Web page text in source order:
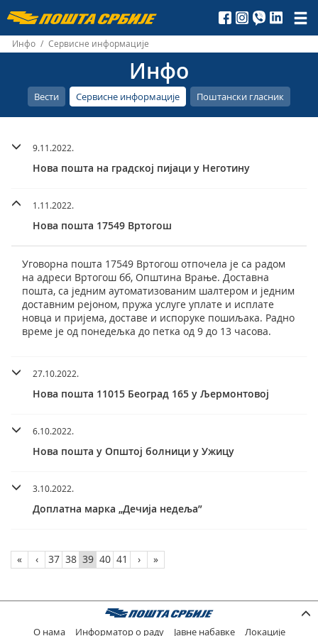
Пошта
Србије
д.о.о.
Инфо / Сервисне информације
Инфо
Вести Сервисне информације Поштански гласник
9.11.2022.
Нова пошта на градској пијаци у Неготину
1.11.2022.
Нова пошта 17549 Вртогош
Уговорна пошта 17549 Вртогош отпочела је са радом
на адреси Вртогош бб, Општинa Врање. Доставна
пошта, са једним аутоматизованим шалтером и једним
доставним рејоном, пружа услуге уплате и исплате
новца и пријема, доставе и испоруке пошиљака. Радно
време је од понедељка до петка од 9 до 13 часова.
27.10.2022.
Нова пошта 11015 Београд 165 у Љермонтовој
6.10.2022.
Нова пошта у Општој болници у Ужицу
3.10.2022.
Доплатна марка „Дечија недеља”
« ‹ 37 38 39 40 41 › »
О нама Информатор о раду Јавне набавке Локације